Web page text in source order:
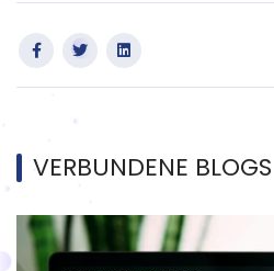
VERBUNDENE BLOGS